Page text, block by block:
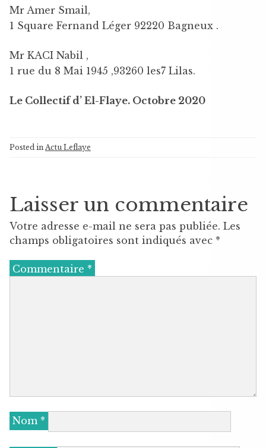
Mr Amer Smail,
1 Square Fernand Léger 92220 Bagneux .
Mr KACI Nabil ,
1 rue du 8 Mai 1945 ,93260 les7 Lilas.
Le Collectif d’ El-Flaye. Octobre 2020
Posted in Actu Leflaye
Laisser un commentaire
Votre adresse e-mail ne sera pas publiée. Les
champs obligatoires sont indiqués avec *
Commentaire *
Nom *